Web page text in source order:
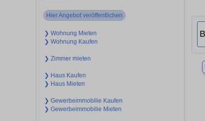
Hier Angebot veröffentlichen
❯ Wohnung Mieten
❯ Wohnung Kaufen
❯ Zimmer mieten
❯ Haus Kaufen
❯ Haus Mieten
❯ Gewerbeimmobilie Kaufen
❯ Gewerbeimmobilie Mieten